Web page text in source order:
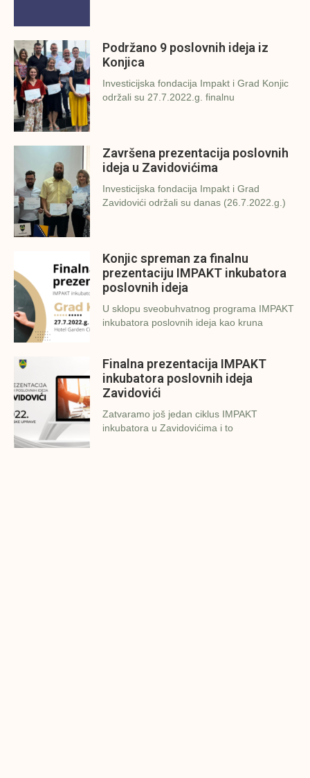
Podržano 9 poslovnih ideja iz
Konjica
Investicijska fondacija Impakt i Grad Konjic
održali su 27.7.2022.g. finalnu
Završena prezentacija poslovnih
ideja u Zavidovićima
Investicijska fondacija Impakt i Grad
Zavidovići održali su danas (26.7.2022.g.)
Konjic spreman za finalnu
prezentaciju IMPAKT inkubatora
poslovnih ideja
U sklopu sveobuhvatnog programa IMPAKT
inkubatora poslovnih ideja kao kruna
Finalna prezentacija IMPAKT
inkubatora poslovnih ideja
Zavidovići
Zatvaramo još jedan ciklus IMPAKT
inkubatora u Zavidovićima i to